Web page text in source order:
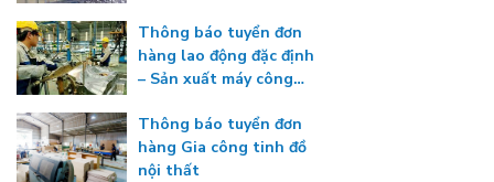
Thông báo tuyển đơn
hàng lao động đặc định
– Sản xuất máy công
Thông báo tuyển đơn
hàng Gia công tinh đồ
nội thất